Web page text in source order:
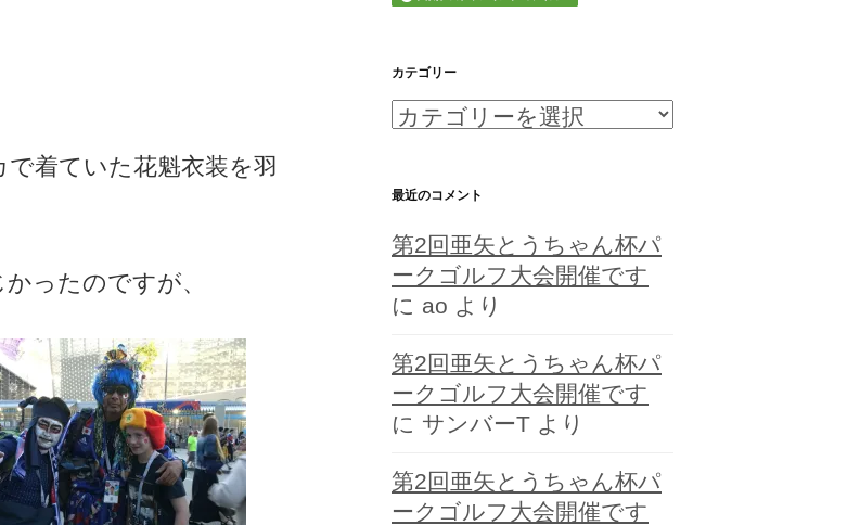
着ていた花魁衣装を羽
ったのですが、
カテゴリー
カ
ゴ
ー
最近のコメント
第2回亜矢とうちゃん杯パ
ークゴルフ大会開催です
に ao より
第2回亜矢とうちゃん杯パ
ークゴルフ大会開催です
に サンバーT より
第2回亜矢とうちゃん杯パ
ークゴルフ大会開催です